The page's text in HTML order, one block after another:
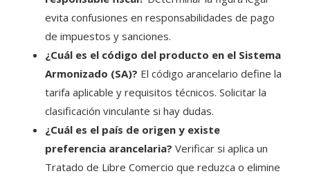
evita confusiones en responsabilidades de pago
de impuestos y sanciones.
¿Cuál es el código del producto en el Sistema
Armonizado (SA)? El código arancelario define la
tarifa aplicable y requisitos técnicos. Solicitar la
clasificación vinculante si hay dudas.
¿Cuál es el país de origen y existe
preferencia arancelaria? Verificar si aplica un
Tratado de Libre Comercio que reduzca o elimine